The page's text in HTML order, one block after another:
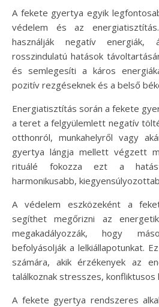
A fekete gyertya egyik
védelem és az
használják negatív energiák,
rosszindulatú hatások
és semlegesíti a káros
pozitív rezgéseknek és a belső
Energiatisztítás során a fekete
a teret a felgyülemlett negatív
otthonról, munkahelyről vagy
gyertya lángja mellett végzett
rituálé fokozza ezt a
harmonikusabb,
A védelem eszközeként a
segíthet megőrizni az
megakadályozzák, hogy
befolyásolják a lelkiállapotunkat.
számára, akik érzékenyek az
találkoznak stresszes, konfliktusos
A fekete gyertya rendszeres